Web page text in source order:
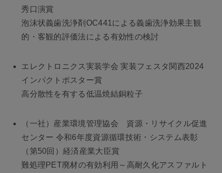
秀口演賞
泡沫状義歯洗浄剤OC441による義歯洗浄効果主観
的・客観的評価法による有効性の検討
エレクトロニクス実装学会 実装フェスタ関西2024
インパクトポスター賞
高分散性を有する低温焼結銅粒子
（一社）産業環境管理協会 資源・リサイクル促進
センター 令和6年度資源循環技術・システム表彰
（第50回）経済産業大臣賞
難処理PET廃材の有効利用～高耐久化アスファルト